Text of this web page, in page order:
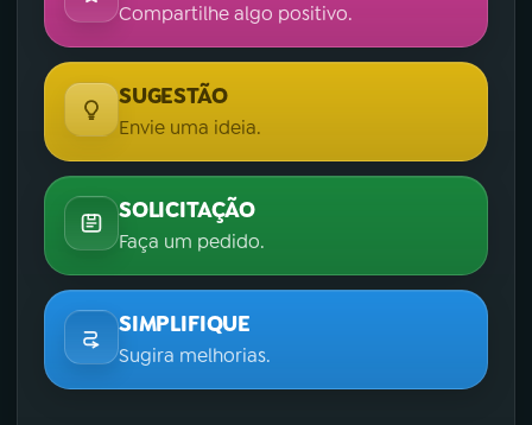
Compartilhe algo positivo.
SUGESTÃO
Envie uma ideia.
SOLICITAÇÃO
Faça um pedido.
SIMPLIFIQUE
Sugira melhorias.